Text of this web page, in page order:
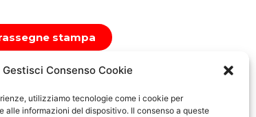
Gestisci Consenso Cookie
utilizziamo tecnologie come i cookie per
alle informazioni del dispositivo. Il consenso a queste
stampa